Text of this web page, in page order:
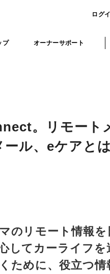
ログ
プ オーナーサポート
。リモート
ール、eケアと
のリモート情報を
してカーライフを
ために、役立つ情